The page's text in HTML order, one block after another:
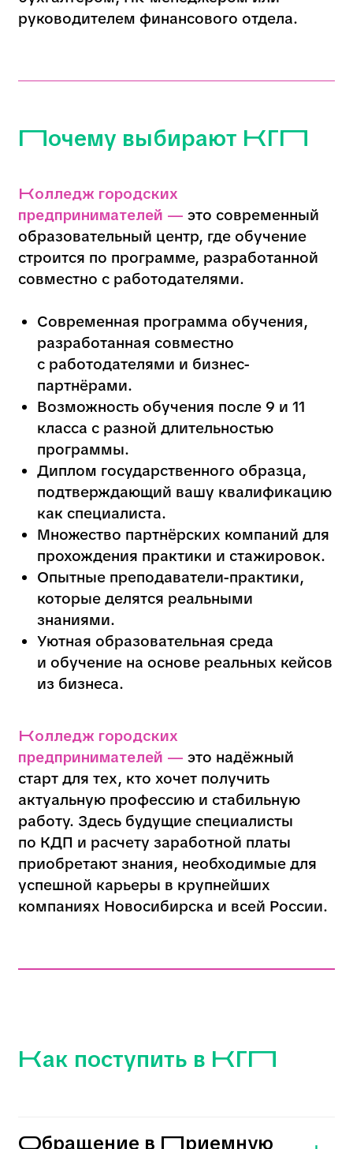
компаниях Новосибирска и всей России.
Как поступить в КГП
Обращение в Приемную
комиссию
Необходимые документы
Сроки подачи заявлений
Вступительные
испытания
Профессии этого факультета
Специалист по управленческому
учету – анализ финансов компании,
обучение в колледже Новосибирска -
КГП
Управленческий учет помогает бизнесу
принимать взвешенные решения. Узнай, чем
занимается специалист по управленческому
учету и почему эта профессия востребована!
Финансовый аналитик – эксперт в
анализе данных, обучение в
колледже Новосибирска - КГП
стратегии для роста компании. Выбери эту
профессию, если любишь анализировать и
Бизнес-аналитик – профессия для тех,
кто любит анализировать и
оптимизировать, обучение в
колледже Новосибирска - КГП
Узнай, кто такой бизнес-аналитик, чем он
занимается и какие навыки нужны для
успешной карьеры. Работа с данными,
аналитика и стратегии для бизнеса!